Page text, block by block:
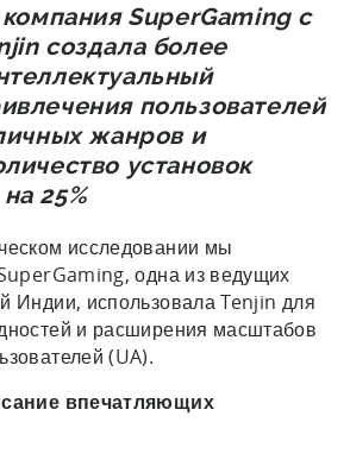
компания SuperGaming с
создала более
пользователей
жанров и
установок
25%
исследовании мы
одна из ведущих
Индии, использовала Tenjin для
и расширения масштабов
(UA).
впечатляющих